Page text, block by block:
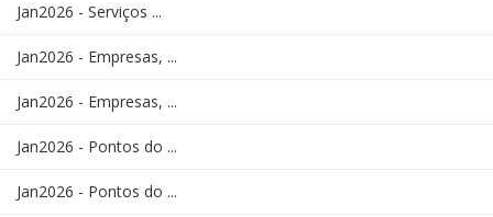
Jan2026 - Serviços ...
Jan2026 - Empresas, ...
Jan2026 - Empresas, ...
Jan2026 - Pontos do ...
Jan2026 - Pontos do ...